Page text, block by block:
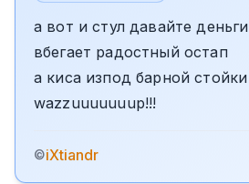
а вот и стул давайте деньги
вбегает радостный остап
а киса изпод барной стойки
wazzuuuuuuup!!!
©iXtiandr